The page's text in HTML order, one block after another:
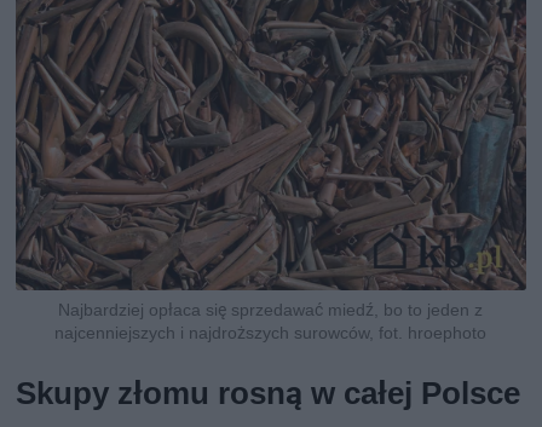
Najbardziej opłaca się sprzedawać miedź, bo to jeden z
najcenniejszych i najdroższych surowców, fot. hroephoto
Skupy złomu rosną w całej Polsce